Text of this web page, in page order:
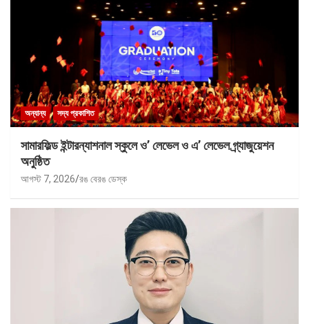
অন্যান্য সদ্য প্রকাশিত
সামারফিল্ড ইন্টারন্যাশনাল স্কুলে ও’ লেভেল ও এ’ লেভেল গ্র্যাজুয়েশন
অনুষ্ঠিত
আগস্ট 7, 2026 রঙ বেরঙ ডেস্ক